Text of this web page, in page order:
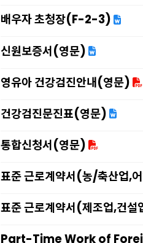
배우자 초청장(F-2-3)
신원보증서(영문)
영유아 건강검진안내(영문)
건강검진문진표(영문)
통합신청서(영문)
표준 근로계약서(농/축산업,
표준 근로계약서(제조업,건설
Part-Time Work of